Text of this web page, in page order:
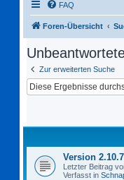
FAQ
Foren-Übersicht
Zur erweiterten Suche
Version 2.10.7
Letzter Beitrag
Verfasst in